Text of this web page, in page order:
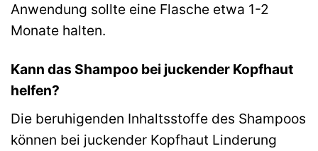
Anwendung sollte eine Flasche etwa 1-2
Monate halten.
Kann das Shampoo bei juckender Kopfhaut
helfen?
Die beruhigenden Inhaltsstoffe des Shampoos
können bei juckender Kopfhaut Linderung